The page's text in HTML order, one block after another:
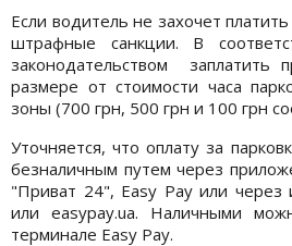
Если водитель не захочет
штрафные санкции. В
законодательством заплатить
размере от стоимости часа
зоны (700 грн, 500 грн и 100 грн
Уточняется, что оплату за
безналичным путем через
"Приват 24", Easy Pay или через
или easypay.ua. Наличными
терминале Easy Pay.